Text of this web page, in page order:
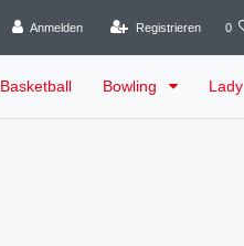
Anmelden
Registrieren 0
Basketball Bowling Lady